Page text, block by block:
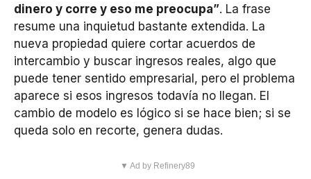
dinero y corre y eso me preocupa”. La frase
resume una inquietud bastante extendida. La
nueva propiedad quiere cortar acuerdos de
intercambio y buscar ingresos reales, algo que
puede tener sentido empresarial, pero el problema
aparece si esos ingresos todavía no llegan. El
cambio de modelo es lógico si se hace bien; si se
queda solo en recorte, genera dudas.
▼ Ad by Refinery89